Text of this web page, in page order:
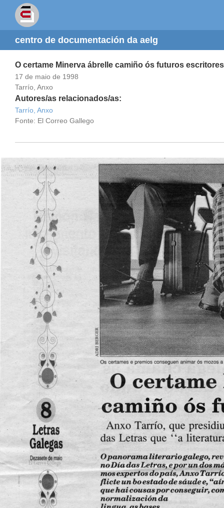
centro de documentación da aelg
O certame Minerva ábrelle camiño ós futuros escritores
17 de maio de 1998
Tarrío, Anxo
Autores/as relacionados/as:
Tarrío, Anxo
Fonte: El Correo Gallego